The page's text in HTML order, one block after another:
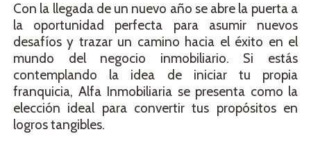
Con la llegada de un nuevo año se abre la puerta a
la oportunidad perfecta para asumir nuevos
desafíos y trazar un camino hacia el éxito en el
mundo del negocio inmobiliario. Si estás
contemplando la idea de iniciar tu propia
franquicia, Alfa Inmobiliaria se presenta como la
elección ideal para convertir tus propósitos en
logros tangibles.